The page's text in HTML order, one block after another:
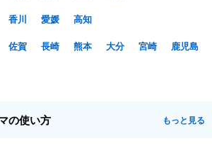
香川 愛媛
高知
佐賀 長崎 熊本 大分 宮崎
鹿児島
の使い方 もっと見る